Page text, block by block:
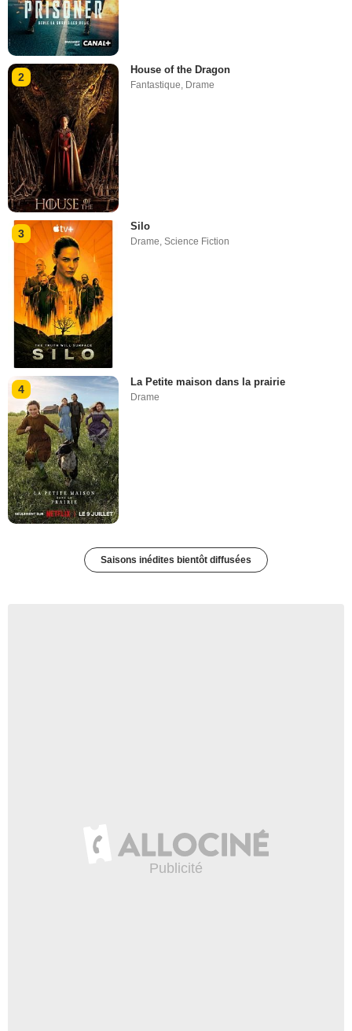
2
House of the Dragon
Fantastique, Drame
3
Silo
Drame ,Science Fiction
4
La Petite maison dans la prairie
Drame
Saisons inédites bientôt diffusées